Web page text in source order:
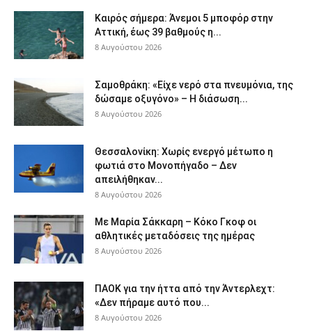
Καιρός σήμερα: Άνεμοι 5 μποφόρ στην
Αττική, έως 39 βαθμούς η...
8 Αυγούστου 2026
Σαμοθράκη: «Είχε νερό στα πνευμόνια, της
δώσαμε οξυγόνο» – Η διάσωση...
8 Αυγούστου 2026
Θεσσαλονίκη: Χωρίς ενεργό μέτωπο η
φωτιά στο Μονοπήγαδο – Δεν
απειλήθηκαν...
8 Αυγούστου 2026
Με Μαρία Σάκκαρη – Κόκο Γκοφ οι
αθλητικές μεταδόσεις της ημέρας
8 Αυγούστου 2026
ΠΑΟΚ για την ήττα από την Άντερλεχτ:
«Δεν πήραμε αυτό που...
8 Αυγούστου 2026